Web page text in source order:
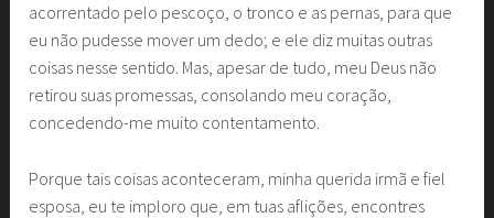
acorrentado pelo pescoço, o tronco e as pernas, para que
eu não pudesse mover um dedo; e ele diz muitas outras
coisas nesse sentido. Mas, apesar de tudo, meu Deus não
retirou suas promessas, consolando meu coração,
concedendo-me muito contentamento.
Porque tais coisas aconteceram, minha querida irmã e fiel
esposa, eu te imploro que, em tuas aflições, encontres